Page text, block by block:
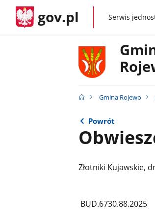
gov.pl gov.plSerwis
Gmina Rojewo
Powrót
Złotniki Kujawskie,
BUD.6730.88.2025